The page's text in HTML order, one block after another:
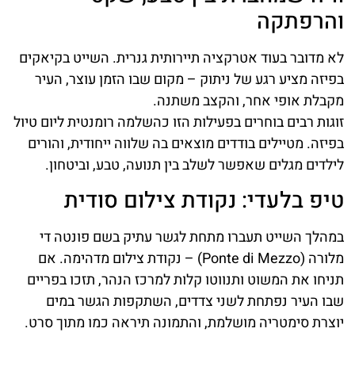
והרפתקה
לא מדובר בעוד אטרקציה תיירותית גנרית. השייט בקיאקים
בפיזה מציע רגע של ניתוק – מקום שבו הזמן עוצר, העיר
מקבלת אופי אחר, והקצב משתנה.
זוגות רבים בוחרים בפעילות הזו כהשלמה רומנטית ליום טיול
בפיזה. מטיילים בודדים מוצאים בה שלווה ייחודית, והורים
לילדים מגלים שאפשר לשלב בין תנועה, טבע, וביטחון.
טיפ בלעדי: נקודת צילום סודית
במהלך השייט תעברו מתחת לגשר עתיק בשם פונטה די
מלורה (Ponte di Mezzo) – נקודת צילום מדהימה. אם
תניחו את המשוט ותנווטו קלות למרכז הנהר, תזכו בפריים
שבו העיר נפתחת לשני צדדים, השתקפות הגשר במים
יוצרת סימטריה מושלמת, והתמונה תיראה כמו מתוך סרט.